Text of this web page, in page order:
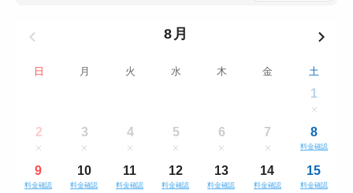
8月
日 月 火 水 木 金 土
1
2 3 4 5 6 7 8
料金確認
9
料金確認
10
料金確認
11
料金確認
12
料金確認
13
料金確認
14
料金確認
15
料金確認